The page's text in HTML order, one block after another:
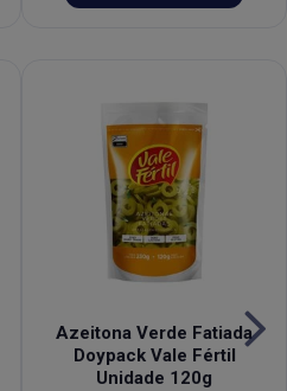
Azeitona Verde Fatiada
Doypack Vale Fértil
Unidade 120g